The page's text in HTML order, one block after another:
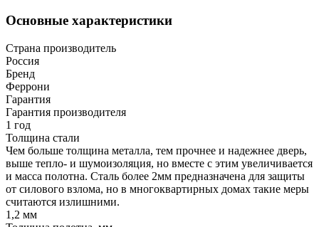
Основные характеристики
Страна производитель
Россия
Бренд
Феррони
Гарантия
Гарантия производителя
1 год
Толщина стали
Чем больше толщина металла, тем прочнее и надежнее дверь,
выше тепло- и шумоизоляция, но вместе с этим увеличивается
и масса полотна. Сталь более 2мм предназначена для защиты
от силового взлома, но в многоквартирных домах такие меры
считаются излишними.
1,2 мм